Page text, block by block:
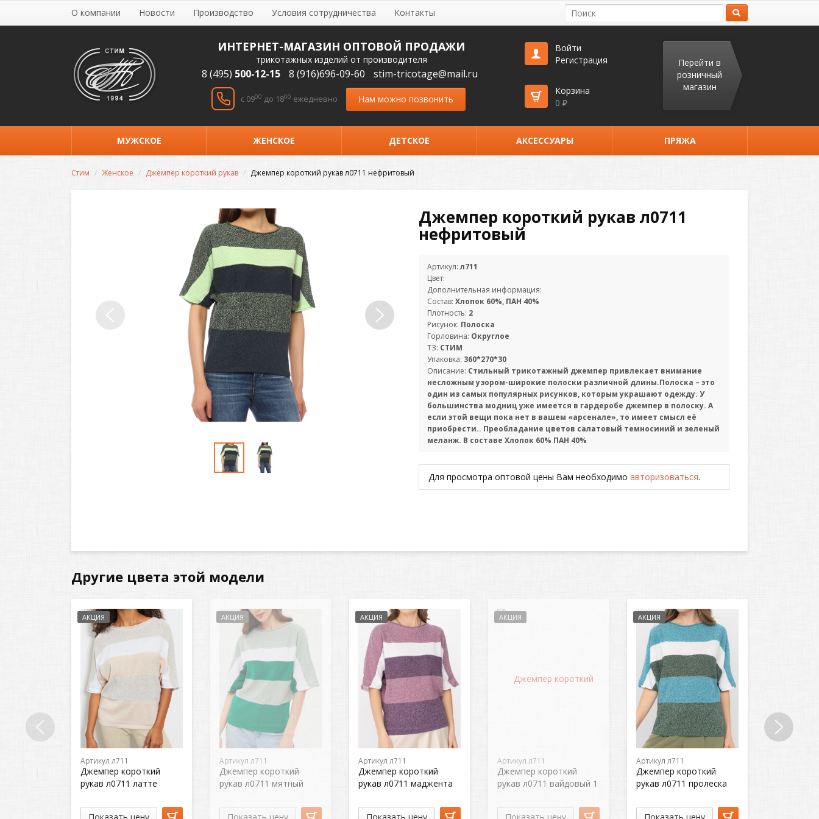
О компании Новости Производство Условия сотрудничества Контакты
ИНТЕРНЕТ-МАГАЗИН ОПТОВОЙ ПРОДАЖИ
трикотажных изделий от производителя
8 (495) 500-12-15 8 (916)696-09-60 stim-tricotage@mail.ru
c 0900 до 1800 ежедневно Нам можно позвонить
Войти
Регистрация
Корзина
0 ₽
Перейти в
розничный
магазин
МУЖСКОЕ ЖЕНСКОЕ ДЕТСКОЕ АКСЕССУАРЫ ПРЯЖА
Стим Женское Джемпер короткий рукав Джемпер короткий рукав л0711 нефритовый
Джемпер короткий рукав л0711
нефритовый
Артикул: л711
Цвет:
Дополнительная информация:
Состав: Хлопок 60%, ПАН 40%
Плотность: 2
Рисунок: Полоска
Горловина: Округлое
ТЗ: СТИМ
Упаковка: 360*270*30
Описание: Стильный трикотажный джемпер привлекает внимание
несложным узором-широкие полоски различной длины.Полоска – это
один из самых популярных рисунков, которым украшают одежду. У
большинства модниц уже имеется в гардеробе джемпер в полоску. А
если этой вещи пока нет в вашем «арсенале», то имеет смысл её
приобрести.. Преобладание цветов салатовый темносиний и зеленый
меланж. В составе Хлопок 60% ПАН 40%
Для просмотра оптовой цены Вам необходимо авторизоваться.
Другие цвета этой модели
Артикул л711
Джемпер короткий
рукав л0711 латте
АКЦИЯ
Артикул л711
Джемпер короткий
рукав л0711 мятный
АКЦИЯ
Артикул л711
Джемпер короткий
рукав л0711 маджента
АКЦИЯ
Артикул л711
Джемпер короткий
рукав л0711 вайдовый 1
АКЦИЯ
Артикул л711
Джемпер короткий
рукав л0711 пролеска
АКЦИЯ